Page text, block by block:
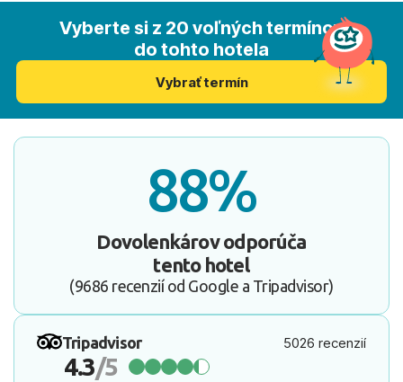
Vyberte si z 20 voľných termínov
do tohto hotela
Vybrať termín
88%
Dovolenkárov odporúča
tento hotel
(9686 recenzií od Google a Tripadvisor)
Tripadvisor 5026 recenzií
4.3/5